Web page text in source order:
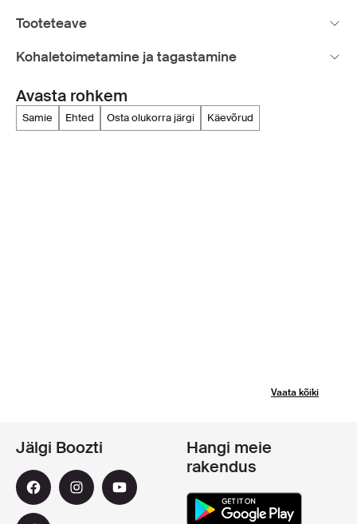
Tooteteave
Kohaletoimetamine ja tagastamine
Avasta rohkem
samie ehted osta olukorra järgi käevõrud
Vaata kõiki
Jälgi Boozti
Hangi meie
rakendus